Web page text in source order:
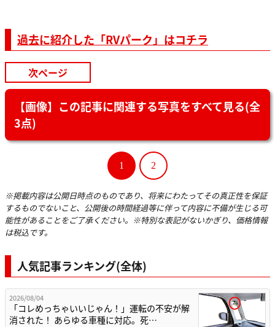
過去に紹介した 「RVパーク」 はコチラ
次ページ
【画像】この記事に関連する写真をすべて見る(全
3点)
1 2
※掲載内容は公開日時点のものであり、将来にわたってその真正性を保証
するものでないこと、公開後の時間経過等に伴って内容に不備が生じる可
能性があることをご了承ください。※特別な表記がないかぎり、価格情報
は税込です。
人気記事ランキング(全体)
2026/08/04
「コレめっちゃいいじゃん！」運転の不安が解
消された！ あらゆる車種に対応。死…